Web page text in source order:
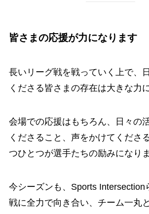
皆さまの応援が力になります
長いリーグ戦を戦っていく上で、
くださる皆さまの存在は大きな力
会場での応援はもちろん、日々の
くださること、声をかけてくださ
つひとつが選手たちの励みになりま
今シーズンも、Sports Intersection
戦に全力で向き合い、チーム一丸